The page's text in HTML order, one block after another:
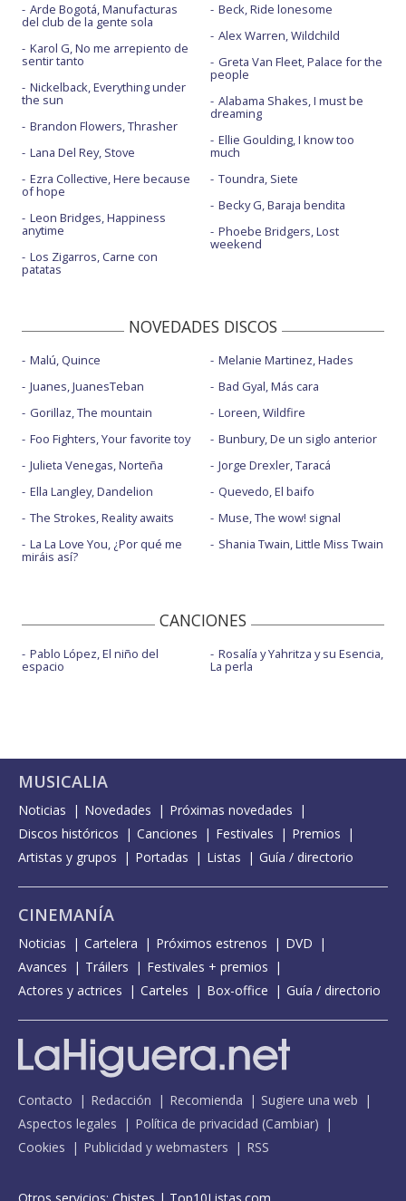
Arde Bogotá, Manufacturas
del club de la gente sola
Karol G, No me arrepiento de
sentir tanto
Nickelback, Everything under
the sun
Brandon Flowers, Thrasher
Lana Del Rey, Stove
Ezra Collective, Here because
of hope
Leon Bridges, Happiness
anytime
Los Zigarros, Carne con
patatas
Beck, Ride lonesome
Alex Warren, Wildchild
Greta Van Fleet, Palace for the
people
Alabama Shakes, I must be
dreaming
Ellie Goulding, I know too
much
Toundra, Siete
Becky G, Baraja bendita
Phoebe Bridgers, Lost
weekend
NOVEDADES DISCOS
Malú, Quince
Juanes, JuanesTeban
Gorillaz, The mountain
Foo Fighters, Your favorite toy
Julieta Venegas, Norteña
Ella Langley, Dandelion
The Strokes, Reality awaits
La La Love You, ¿Por qué me
miráis así?
Melanie Martinez, Hades
Bad Gyal, Más cara
Loreen, Wildfire
Bunbury, De un siglo anterior
Jorge Drexler, Taracá
Quevedo, El baifo
Muse, The wow! signal
Shania Twain, Little Miss Twain
CANCIONES
Pablo López, El niño del
espacio
Rosalía y Yahritza y su Esencia,
La perla
MUSICALIA
Noticias Novedades
Próximas novedades
Discos históricos
Canciones Festivales
Premios
Artistas y grupos
Portadas Listas Guía / directorio
CINEMANÍA
Noticias Cartelera Próximos estrenos
DVD
Avances
Tráilers
Festivales + premios
Actores y actrices
Carteles Box-office Guía / directorio
Contacto Redacción Recomienda
Sugiere una web
Aspectos legales
Política de privacidad (Cambiar)
Cookies
Publicidad y webmasters RSS